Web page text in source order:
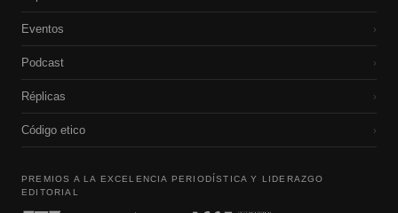
Eventos ›
Podcast ›
Réplicas ›
Código etico ›
PREMIOS A LA EXCELENCIA PERIODÍSTICA Y LIDERAZGO
EDITORIAL